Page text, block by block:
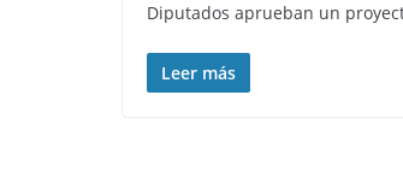
Diputados aprueban un
Leer más